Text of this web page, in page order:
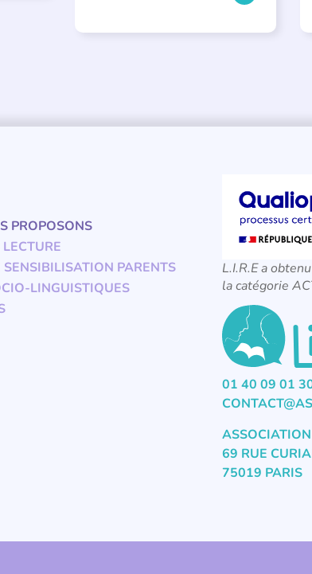
PROPOSONS
SENSIBILISATION PARENTS
LINGUISTIQUES
L.I.R.E a
la catégorie
01 40 09 01
69 RUE
75019 PARIS